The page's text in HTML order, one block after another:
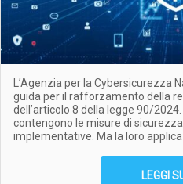
L’Agenzia per la Cybersicurezza
guida per il rafforzamento della
dell’articolo 8 della legge 90/
contengono le misure di
implementative. Ma la loro
LEGGI